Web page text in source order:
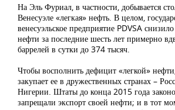
На Эль Фуриал, в частности, добывается
Венесуэле «легкая» нефть. В целом,
венесуэльское предприятие PDVSA
нефти за последние шесть лет примерно
баррелей в сутки до 374 тысяч.
Чтобы восполнить дефицит «легкой»
закупает ее в дружественных странах –
Нигерии. Штаты до конца 2015 года
запрещали экспорт своей нефти; и в тот